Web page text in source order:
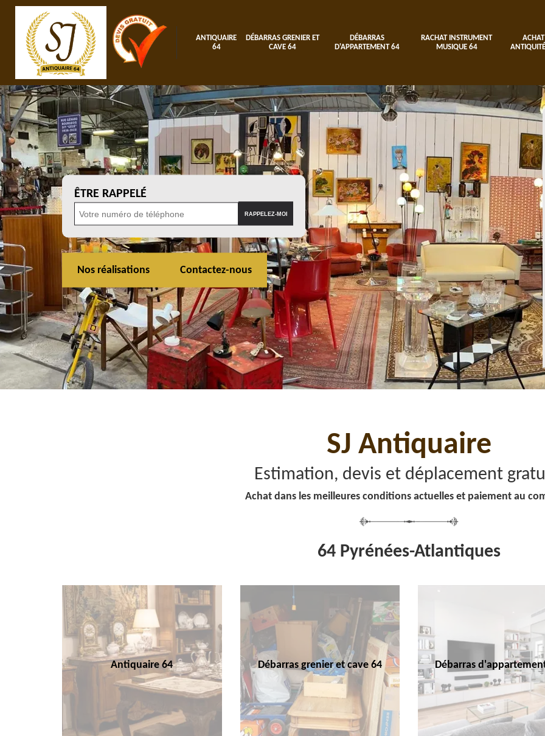
ANTIQUAIRE
64
DÉBARRAS GRENIER ET
CAVE 64
DÉBARRAS
D'APPARTEMENT 64
RACHAT INSTRUMENT
MUSIQUE 64
ACHAT
ÊTRE RAPPELÉ
Nos réalisations Contactez-nous
SJ Antiquaire
Estimation, devis et déplacement
Achat dans les meilleures conditions actuelles et paiement au
64 Pyrénées-Atlantiques
Antiquaire 64 Débarras grenier et cave 64 Débarras